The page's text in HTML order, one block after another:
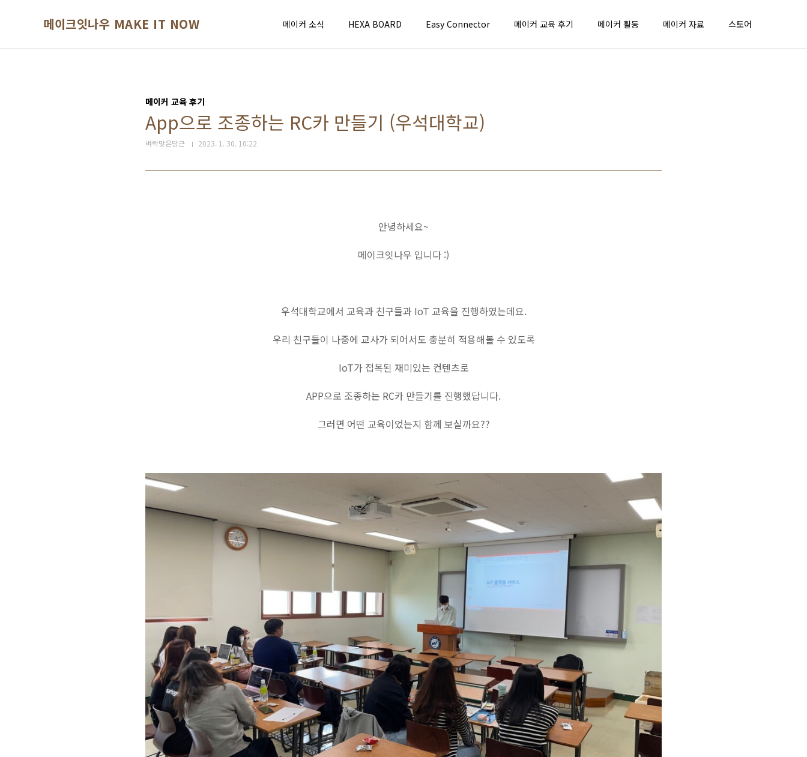
메이크잇나우 MAKE IT NOW 메이커 소식 HEXA BOARD Easy Connector 메이커 교육 후기 메이커 활동 메이커 자료 스토어
메이커 교육 후기
App으로 조종하는 RC카 만들기 (우석대학교)
벼락맞은당근 2023. 1. 30. 10:22
안녕하세요~
메이크잇나우 입니다 :)
우석대학교에서 교육과 친구들과 IoT 교육을 진행하였는데요.
우리 친구들이 나중에 교사가 되어서도 충분히 적용해볼 수 있도록
IoT가 접목된 재미있는 컨텐츠로
APP으로 조종하는 RC카 만들기를 진행했답니다.
그러면 어떤 교육이었는지 함께 보실까요??